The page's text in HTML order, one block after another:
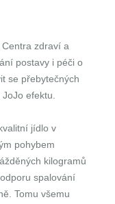
zdraví a
postavy i péči o
se přebytečných
efektu.
jídlo v
pohybem
kilogramů
spalování
Tomu všemu